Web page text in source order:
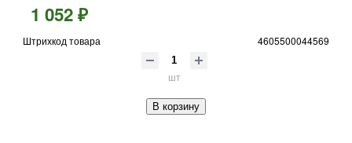
1 052 ₽
Штрихкод товара 4605500044569
шт
В корзину